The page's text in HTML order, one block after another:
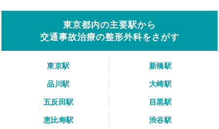
東京都内の主要駅から
交通事故治療の整形外科をさがす
東京駅
新橋駅
品川駅
大崎駅
五反田駅
目黒駅
恵比寿駅
渋谷駅